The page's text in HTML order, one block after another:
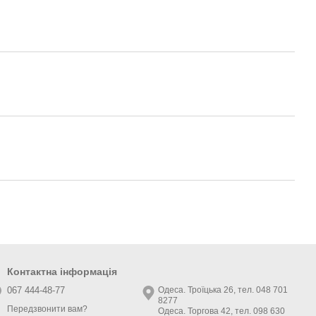
Контактна інформація
067 444-48-77
Передзвонити вам?
Одеса. Троїцька 26, тел. 048 701
8277
Одеса. Торгова 42, тел. 098 630